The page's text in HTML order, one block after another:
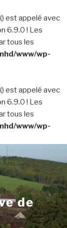
est appelé avec
6.9.0 ! Les
tous les
www/wp-
est appelé avec
6.9.0 ! Les
tous les
www/wp-
de